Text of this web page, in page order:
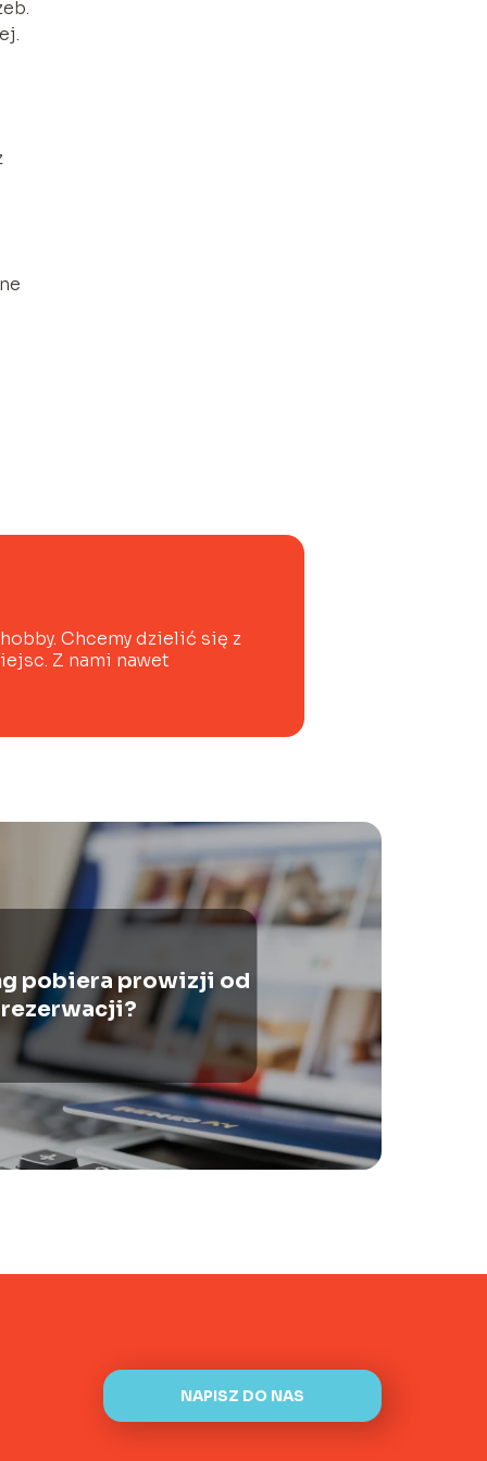
Chcemy dzielić się z
Z nami nawet
pobiera prowizji od
rezerwacji?
NAPISZ DO NAS